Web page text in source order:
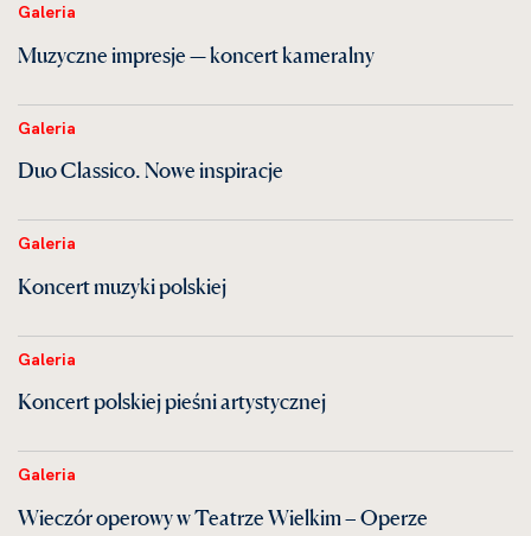
Galeria
Muzyczne impresje — koncert kameralny
Galeria
Duo Classico. Nowe inspiracje
Galeria
Koncert muzyki polskiej
Galeria
Koncert polskiej pieśni artystycznej
Galeria
Wieczór operowy w Teatrze Wielkim – Operze